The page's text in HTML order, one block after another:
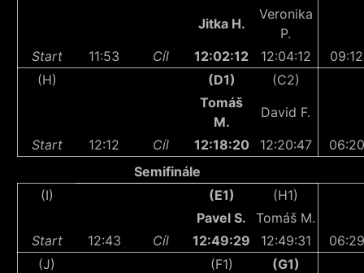
Jitka H.
Veronika
P.
Start
11:53 Cíl 12:02:12 12:04:12
09:12
(H)
(D1)
(C2)
Tomáš
M.
David F.
Start
12:12 Cíl 12:18:20 12:20:47
06:20
Semifinále
(I)
(E1)
(H1)
Pavel S.
Tomáš M.
Start
12:43 Cíl 12:49:29 12:49:31
06:29
(J)
(F1)
(G1)